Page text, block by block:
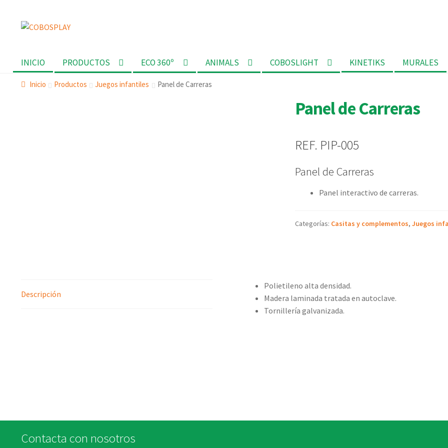
Ir
navegación
Ir
INICIO PRODUCTOS ECO 360º ANIMALS COBOSLIGHT KINETIKS MURALES
Inicio Productos Juegos infantiles Panel de Carreras
Panel de Carreras
REF. PIP-005
Panel de Carreras
Panel interactivo de carreras.
Categorías: Casitas y complementos, Juegos
Descripción
Polietileno alta densidad.
Madera laminada tratada en autoclave.
Tornillería galvanizada.
Contacta con nosotros